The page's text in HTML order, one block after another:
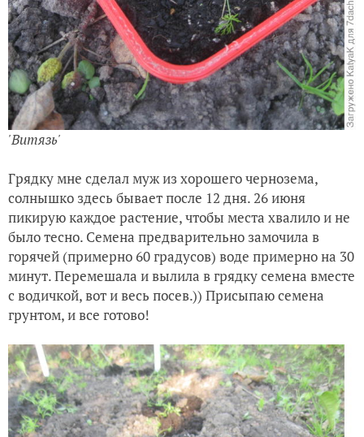
'Витязь'
Грядку мне сделал муж из хорошего чернозема,
солнышко здесь бывает после 12 дня. 26 июня
пикирую каждое растение, чтобы места хвалило и не
было тесно. Семена предварительно замочила в
горячей (примерно 60 градусов) воде примерно на 30
минут. Перемешала и вылила в грядку семена вместе
с водичкой, вот и весь посев.)) Присыпаю семена
грунтом, и все готово!